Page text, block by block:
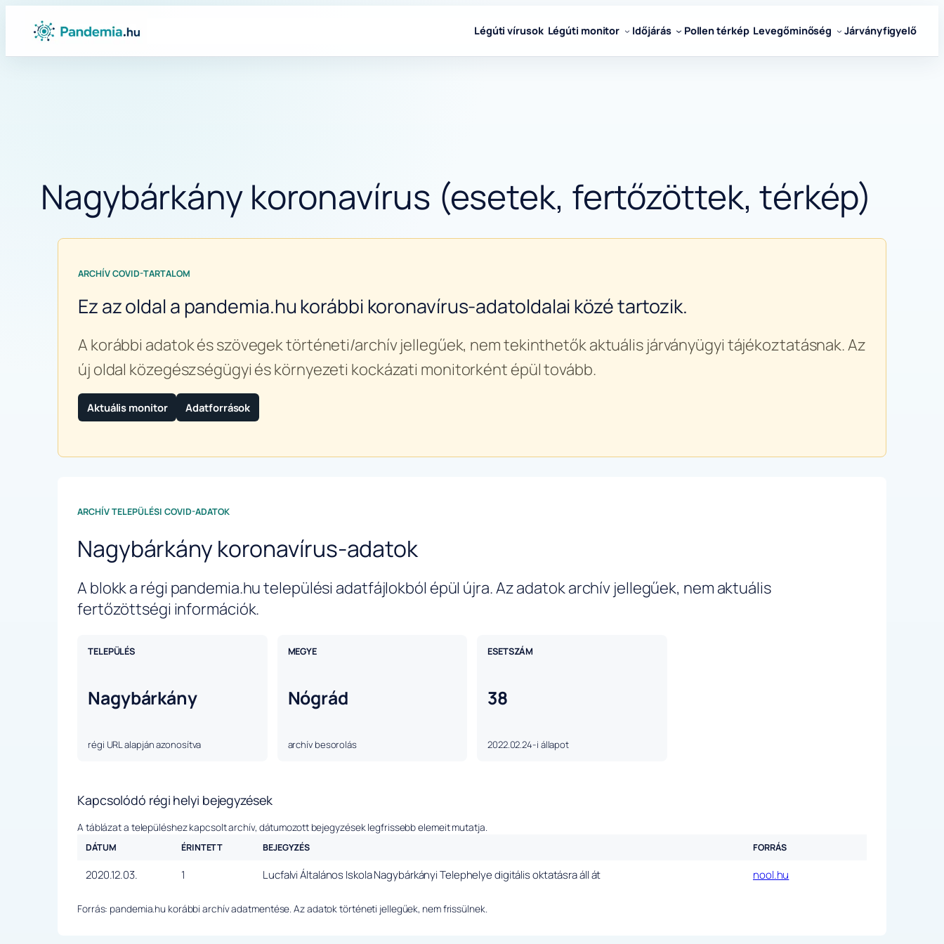
Ugrás
tartalomhoz
Légúti vírusok Légúti monitor Időjárás Pollen térkép Levegőminőség Járványfigyelő
Nagybárkány koronavírus (esetek, fertőzöttek, térkép)
ARCHÍV COVID-TARTALOM
Ez az oldal a pandemia.hu korábbi koronavírus-adatoldalai közé tartozik.
A korábbi adatok és szövegek történeti/archív jellegűek, nem tekinthetők aktuális járványügyi tájékoztatásnak. Az
új oldal közegészségügyi és környezeti kockázati monitorként épül tovább.
Aktuális monitor Adatforrások
ARCHÍV TELEPÜLÉSI COVID-ADATOK
Nagybárkány koronavírus-adatok
A blokk a régi pandemia.hu települési adatfájlokból épül újra. Az adatok archív jellegűek, nem aktuális
fertőzöttségi információk.
TELEPÜLÉS
Nagybárkány
régi URL alapján azonosítva
MEGYE
Nógrád
archív besorolás
ESETSZÁM
38
2022.02.24-i állapot
Kapcsolódó régi helyi bejegyzések
A táblázat a településhez kapcsolt archív, dátumozott bejegyzések legfrissebb elemeit mutatja.
DÁTUM ÉRINTETT BEJEGYZÉS FORRÁS
2020.12.03. 1 Lucfalvi Általános Iskola Nagybárkányi Telephelye digitális oktatásra áll át nool.hu
Forrás: pandemia.hu korábbi archív adatmentése. Az adatok történeti jellegűek, nem frissülnek.